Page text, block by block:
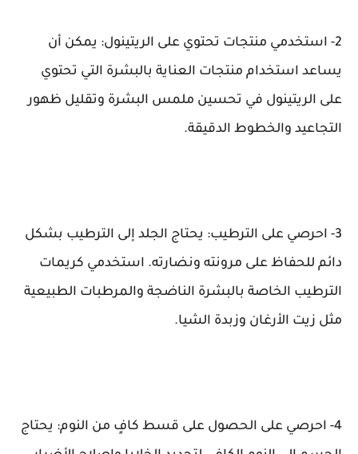
2- استخدمي منتجات تحتوي على الريتينول: يمكن أن
يساعد استخدام منتجات العناية بالبشرة التي تحتوي
على الريتينول في تحسين ملمس البشرة وتقليل ظهور
التجاعيد والخطوط الدقيقة.
3- احرصي على الترطيب: يحتاج الجلد إلى الترطيب بشكل
دائم للحفاظ على مرونته ونضارته. استخدمي كريمات
الترطيب الخاصة بالبشرة الناضجة والمرطبات الطبيعية
مثل زيت الأرغان وزبدة الشيا.
4- احرصي على الحصول على قسط كافٍ من النوم: يحتاج